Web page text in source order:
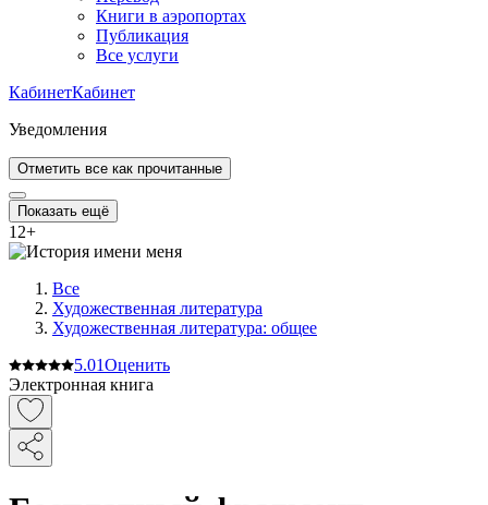
Книги в аэропортах
Публикация
Все услуги
КабинетКабинет
Уведомления
Отметить все как прочитанные
Показать ещё
12+
Все
Художественная литература
Художественная литература: общее
5.01Оценить
Электронная книга